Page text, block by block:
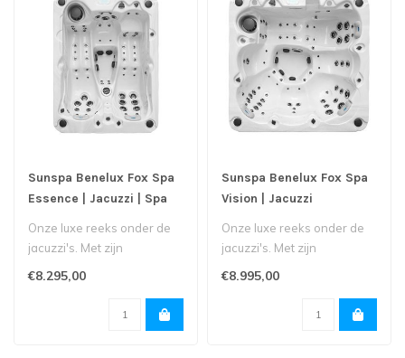
Sunspa Benelux Fox Spa
Essence | Jacuzzi | Spa
Onze luxe reeks onder de
jacuzzi's. Met zijn
touchscreen,
€8.295,00
Sunspa Benelux Fox Spa
Vision | Jacuzzi
Onze luxe reeks onder de
jacuzzi's. Met zijn
touchscreen,
€8.995,00